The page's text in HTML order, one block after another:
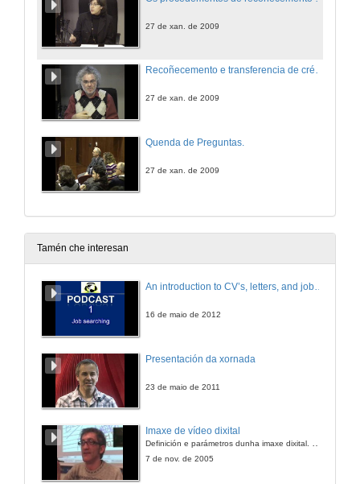
27 de xan. de 2009
Recoñecemento e transferencia de créditos na adaptación a unha titulación de Grao
27 de xan. de 2009
Quenda de Preguntas.
27 de xan. de 2009
Tamén che interesan
An introduction to CV’s, letters, and job searching
16 de maio de 2012
Presentación da xornada
23 de maio de 2011
Imaxe de vídeo dixital
7 de nov. de 2005